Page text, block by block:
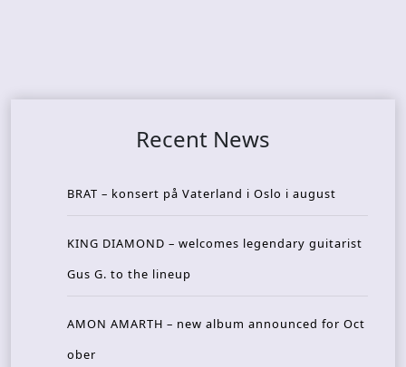
Recent News
BRAT – konsert på Vaterland i Oslo i august
KING DIAMOND – welcomes legendary guitarist
Gus G. to the lineup
AMON AMARTH – new album announced for Oct
ober